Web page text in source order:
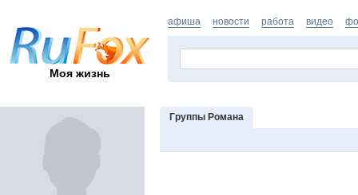
Моя жизнь
афиша новости работа видео
Группы Романа